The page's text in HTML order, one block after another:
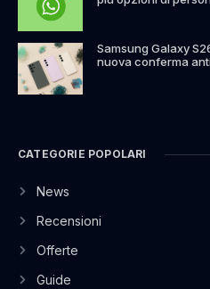
Samsung Galaxy
nuova conferma
CATEGORIE POPOLARI
News
Recensioni
Offerte
Guide